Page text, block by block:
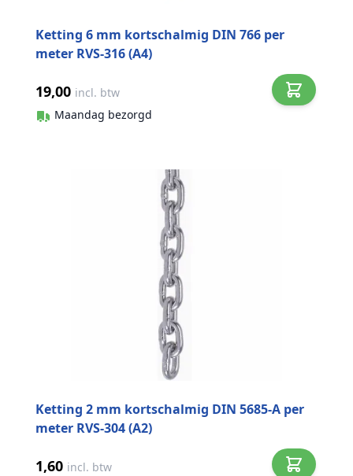
Ketting 6 mm kortschalmig DIN 766 per
meter RVS-316 (A4)
19,00 incl. btw
Maandag bezorgd
Ketting 2 mm kortschalmig DIN 5685-A per
meter RVS-304 (A2)
1,60 incl. btw